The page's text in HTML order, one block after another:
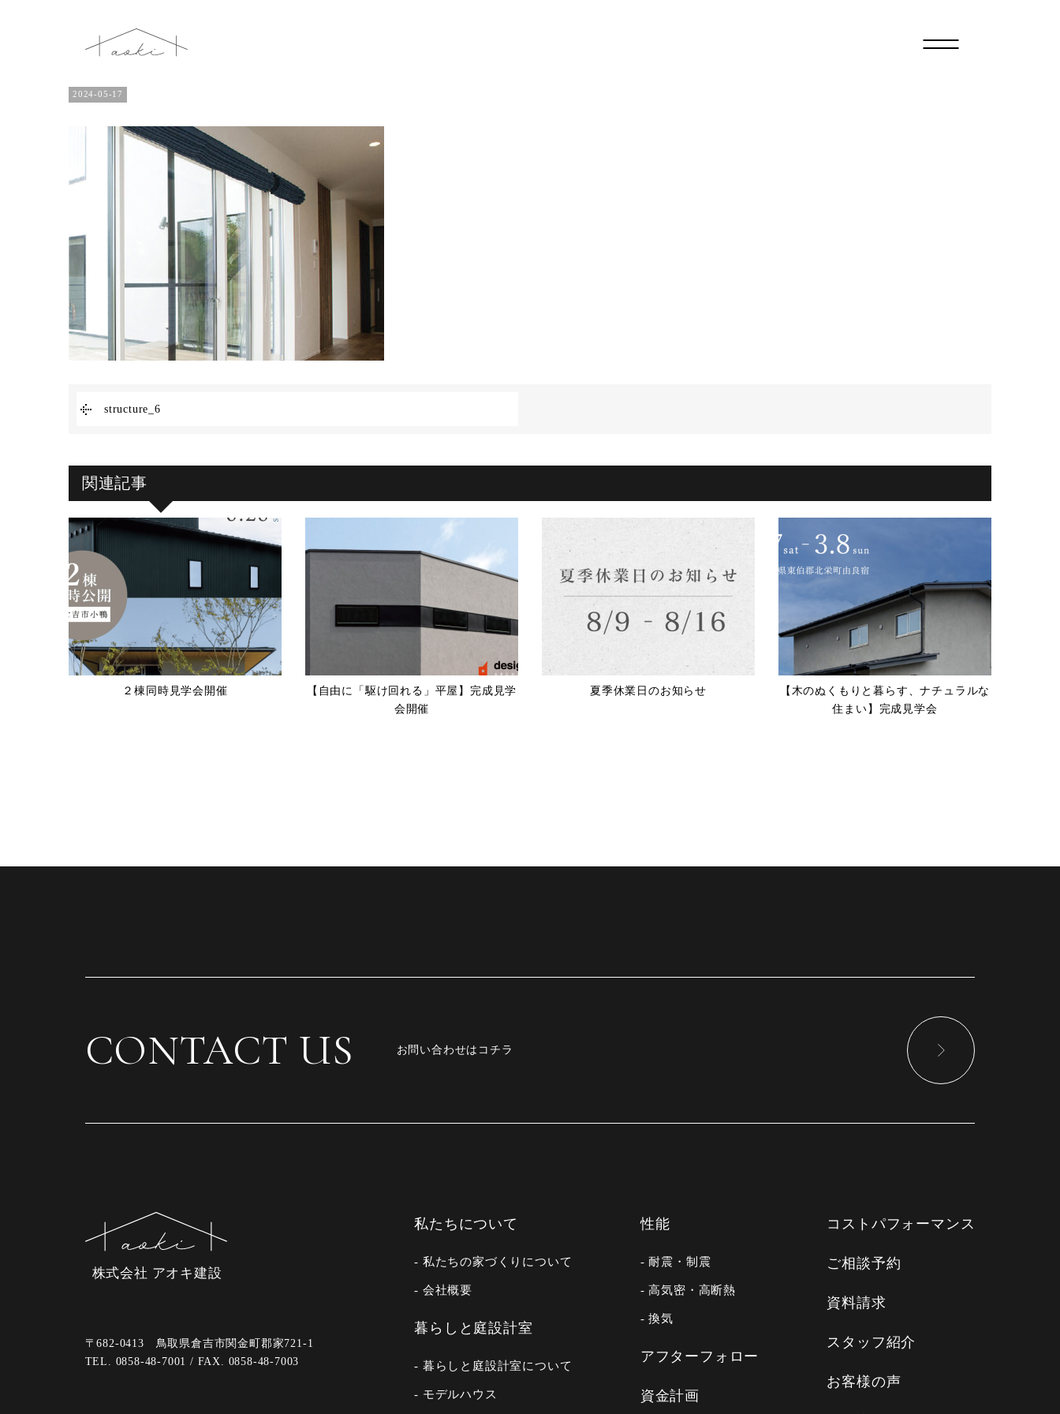
2024-05-17
structure_6
関連記事
２棟同時見学会開催
【自由に「駆け回れる」平屋】完成見学
会開催
夏季休業日のお知らせ
【木のぬくもりと暮らす、ナチュラルな
住まい】完成見学会
CONTACT US お問い合わせはコチラ
株式会社 アオキ建設
〒682-0413 鳥取県倉吉市関金町郡家721-1
TEL. 0858-48-7001 / FAX. 0858-48-7003
私たちについて
- 私たちの家づくりについて
- 会社概要
暮らしと庭設計室
- 暮らしと庭設計室について
- モデルハウス
性能
- 耐震・制震
- 高気密・高断熱
- 換気
アフターフォロー
資金計画
コストパフォーマンス
ご相談予約
資料請求
スタッフ紹介
お客様の声